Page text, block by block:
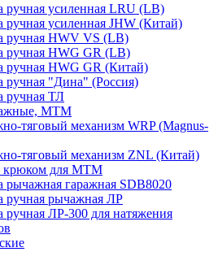
ручная усиленная LRU (LB)
ручная усиленная JHW (Китай)
ручная HWV VS (LB)
ручная HWG GR (LB)
ручная HWG GR (Китай)
ручная "Дина" (Россия)
ручная ТЛ
МТМ
тяговый механизм WRP (Magnus-
тяговый механизм ZNL (Китай)
крюком для МТМ
рычажная гаражная SDB8020
ручная рычажная ЛР
ручная ЛР-300 для натяжения